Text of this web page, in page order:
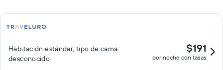
Habitación estándar, tipo de cama
desconocido
$191
por noche con tasas